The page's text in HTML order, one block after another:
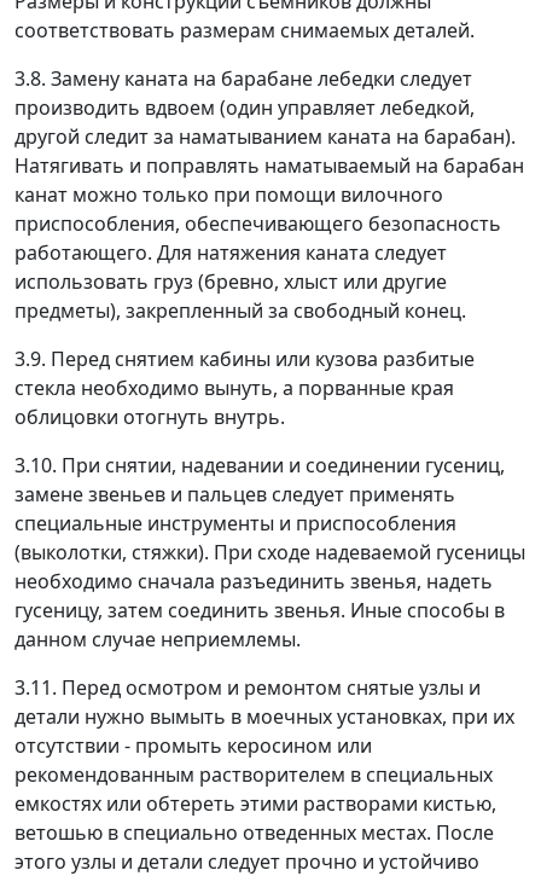
соответствовать размерам снимаемых деталей.
3.8. Замену каната на барабане лебедки следует
производить вдвоем (один управляет лебедкой,
другой следит за наматыванием каната на барабан).
Натягивать и поправлять наматываемый на барабан
канат можно только при помощи вилочного
приспособления, обеспечивающего безопасность
работающего. Для натяжения каната следует
использовать груз (бревно, хлыст или другие
предметы), закрепленный за свободный конец.
3.9. Перед снятием кабины или кузова разбитые
стекла необходимо вынуть, а порванные края
облицовки отогнуть внутрь.
3.10. При снятии, надевании и соединении гусениц,
замене звеньев и пальцев следует применять
специальные инструменты и приспособления
(выколотки, стяжки). При сходе надеваемой гусеницы
необходимо сначала разъединить звенья, надеть
гусеницу, затем соединить звенья. Иные способы в
данном случае неприемлемы.
3.11. Перед осмотром и ремонтом снятые узлы и
детали нужно вымыть в моечных установках, при их
отсутствии - промыть керосином или
рекомендованным растворителем в специальных
емкостях или обтереть этими растворами кистью,
ветошью в специально отведенных местах. После
этого узлы и детали следует прочно и устойчиво